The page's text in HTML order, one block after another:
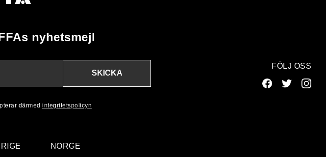
nyhetsmejl
SKICKA
därmed integritetspolicyn
FÖLJ OSS
NORGE